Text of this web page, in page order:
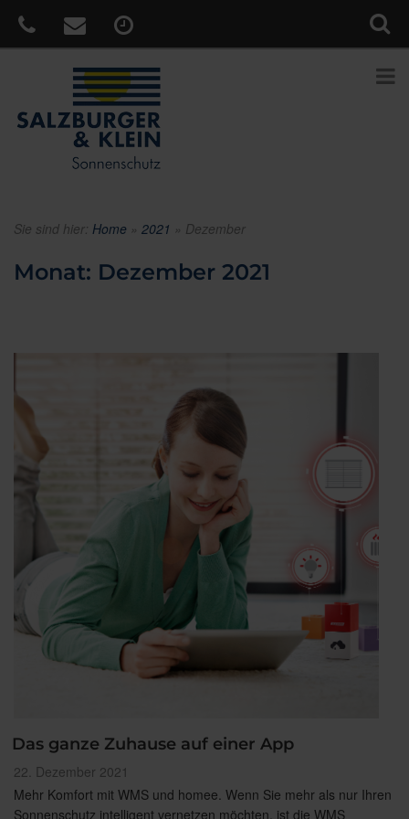
Sie sind hier: Home » 2021 » Dezember
Monat: Dezember 2021
Das ganze Zuhause auf einer App
Veröffentlicht
am
22. Dezember 2021
Mehr Komfort mit WMS und homee. Wenn Sie mehr als nur Ihren
Sonnenschutz intelligent vernetzen möchten, ist die WMS